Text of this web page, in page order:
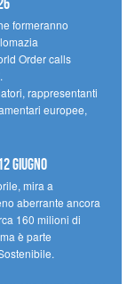
formeranno
Order calls
rappresentanti
europee,
giugno
mira a
aberrante ancora
160 milioni di
è parte